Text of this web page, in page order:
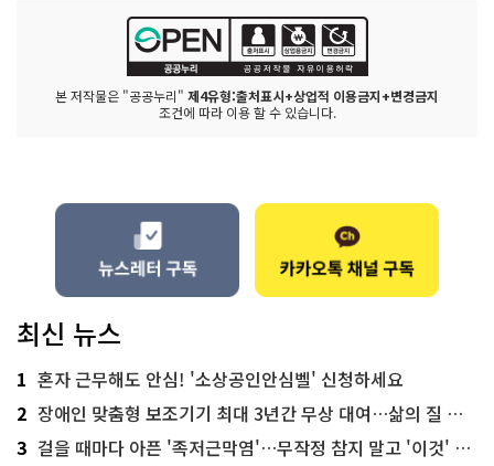
본 저작물은 "공공누리" 제4유형:출처표시+상업적 이용금지+변경금지
조건에 따라 이용 할 수 있습니다.
최신 뉴스
1 혼자 근무해도 안심! '소상공인안심벨' 신청하세요
2 장애인 맞춤형 보조기기 최대 3년간 무상 대여…삶의 질 높인다
3 걸을 때마다 아픈 '족저근막염'…무작정 참지 말고 '이것' 해보세요!